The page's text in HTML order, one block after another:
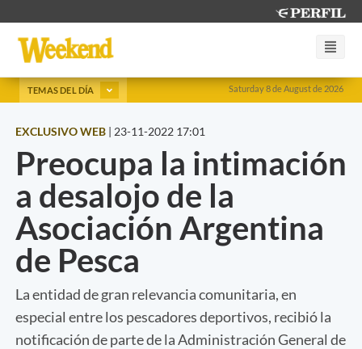
Saturday 8 de August de 2026
TEMAS DEL DÍA
EXCLUSIVO WEB | 23-11-2022 17:01
Preocupa la intimación
a desalojo de la
Asociación Argentina
de Pesca
La entidad de gran relevancia comunitaria, en
especial entre los pescadores deportivos, recibió la
notificación de parte de la Administración General de